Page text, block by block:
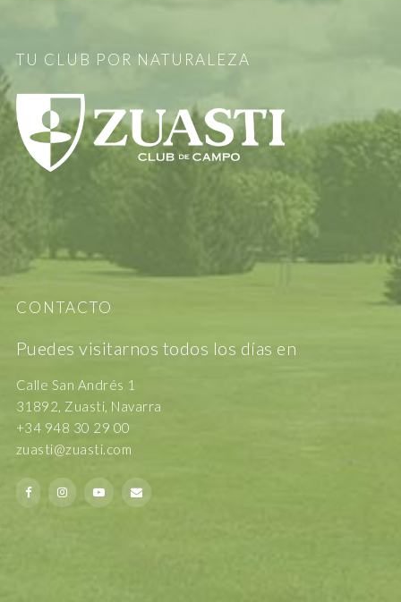
TU CLUB POR NATURALEZA
CONTACTO
Puedes visitarnos todos los días en
Calle San Andrés 1
31892, Zuasti, Navarra
+34 948 30 29 00
zuasti@zuasti.com